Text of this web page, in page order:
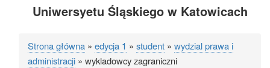
Uniwersyetu Śląskiego w Katowicach
Ścieżka
Strona główna edycja 1 student
wydzial prawa i
administracji
wykladowcy zagraniczni